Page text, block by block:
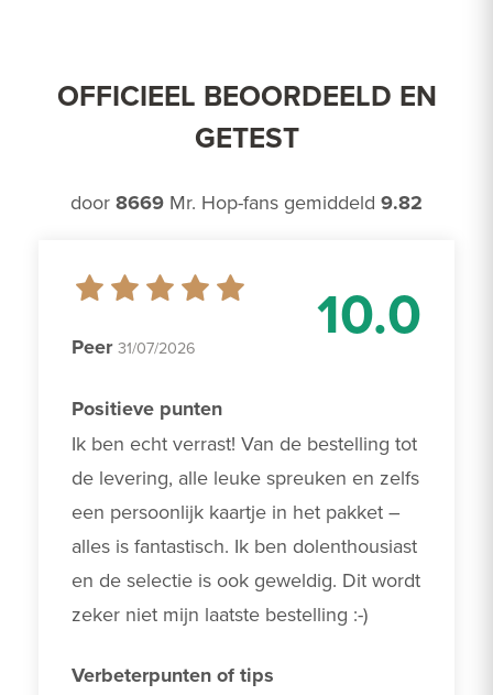
OFFICIEEL BEOORDEELD EN
GETEST
door 8669 Mr. Hop-fans gemiddeld 9.82
10.0
Peer 31/07/2026
Positieve punten
Ik ben echt verrast! Van de bestelling tot
de levering, alle leuke spreuken en zelfs
een persoonlijk kaartje in het pakket –
alles is fantastisch. Ik ben dolenthousiast
en de selectie is ook geweldig. Dit wordt
zeker niet mijn laatste bestelling :-)
Verbeterpunten of tips